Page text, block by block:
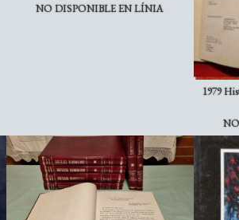
NO DISPONIBLE EN LÍNIA
1979